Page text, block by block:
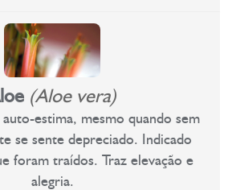
contra vampirismo energético;
ataques de forças psíquicas;
a gripe e resfriados.
Traz potente proteção aos ataques de
e consequentes vampirismos. É um
(Aloe vera)
auto-estima, mesmo quando sem
se sente depreciado. Indicado
foram traídos. Traz elevação e
alegria.